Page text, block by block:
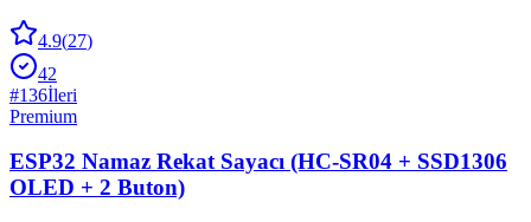
4.9(27)
42
#136İleri
Premium
ESP32 Namaz Rekat Sayacı (HC-SR04 + SSD1306
OLED + 2 Buton)